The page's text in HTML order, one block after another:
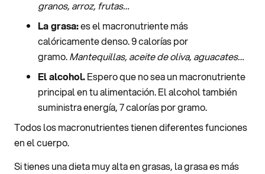
granos, arroz, frutas…
La grasa:es el macronutriente más
calóricamente denso. 9 calorías por
gramo.Mantequillas, aceite de oliva, aguacates…
El alcohol.Espero que no sea un macronutriente
principal en tu alimentación. El alcohol también
suministra energía, 7 calorías por gramo.
Todos los macronutrientes tienen diferentes funciones
en el cuerpo.
Si tienes una dieta muy alta en grasas, la grasa es más